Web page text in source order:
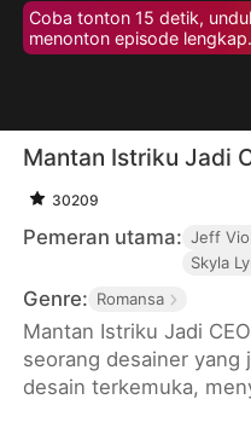
Coba tonton 15 detik,
menonton episode lengkap.
Mantan Istriku Jadi
30209
Pemeran utama: Jeff
Skyla
Genre: Romansa
Mantan Istriku Jadi
seorang desainer yang
desain terkemuka,